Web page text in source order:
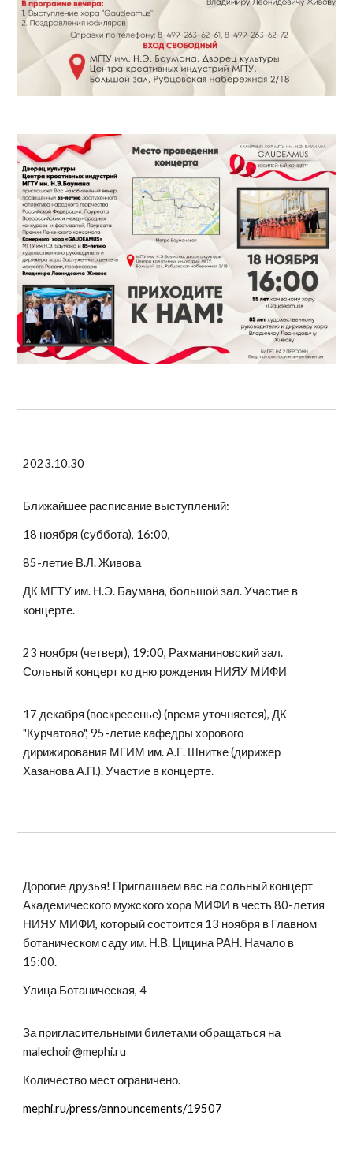
2023.10.30
Ближайшее расписание выступлений:
18 ноября (суббота), 16:00,
85-летие В.Л. Живова
ДК МГТУ им. Н.Э. Баумана, большой зал. Участие в
концерте.
23 ноября (четверг), 19:00, Рахманиновский зал.
Сольный концерт ко дню рождения НИЯУ МИФИ
17 декабря (воскресенье) (время уточняется), ДК
"Курчатово", 95-летие кафедры хорового
дирижирования МГИМ им. А.Г. Шнитке (дирижер
Хазанова А.П.). Участие в концерте.
Дорогие друзья! Приглашаем вас на сольный концерт
Академического мужского хора МИФИ в честь 80-летия
НИЯУ МИФИ, который состоится 13 ноября в Главном
ботаническом саду им. Н.В. Цицина РАН. Начало в
15:00.
Улица Ботаническая, 4
За пригласительными билетами обращаться на
malechoir@mephi.ru
Количество мест ограничено.
mephi.ru/press/announcements/19507